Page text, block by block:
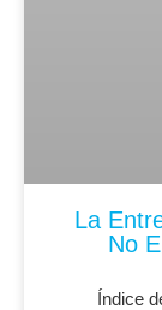
La
No
Índice